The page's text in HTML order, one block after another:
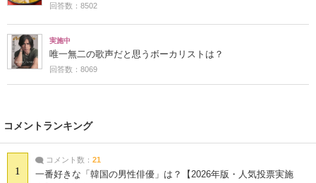
回答数：8502
実施中
唯一無二の歌声だと思うボーカリストは？
回答数：8069
コメントランキング
1
コメント数： 21
一番好きな「韓国の男性俳優」は？【2026年版・人気投票実施